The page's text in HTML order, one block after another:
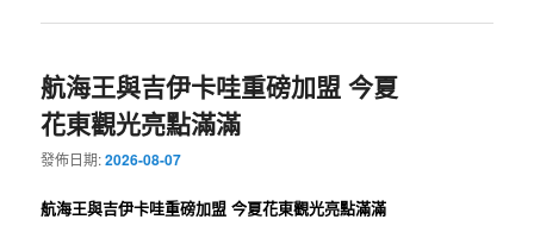
航海王與吉伊卡哇重磅加盟 今夏
花東觀光亮點滿滿
發佈日期:2026-08-07
航海王與吉伊卡哇重磅加盟 今夏花東觀光亮點滿滿